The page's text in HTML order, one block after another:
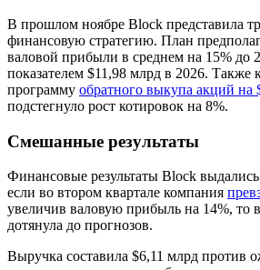
В прошлом ноябре Block представила
финансовую стратегию. План
валовой прибыли в среднем на 15% до
показателем $11,98 млрд в 2026. Также
программу обратного выкупа акций на
подстегнуло рост котировок на 8%.
Смешанные результаты
Финансовые результаты Block
если во втором квартале компания
увеличив валовую прибыль на 14%, то
дотянула до прогнозов.
Выручка составила $6,11 млрд против